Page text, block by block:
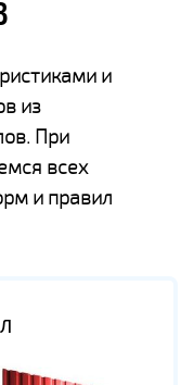
и
из
При
всех
и правил